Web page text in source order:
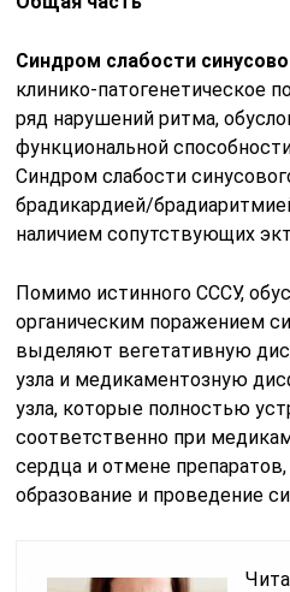
Синдром слабости
клинико-патогенетическое
ряд нарушений ритма,
функциональной
Синдром слабости
брадикардией/
наличием сопутствующих
Помимо истинного СССУ,
органическим поражением
выделяют вегетативную
узла и медикаментозную
узла, которые полностью
соответственно при
сердца и отмене
образование и проведение